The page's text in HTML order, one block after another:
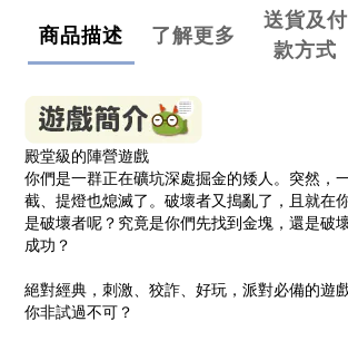
商品描述 了解更多
送貨及付
款方式
殿堂級的陣營遊戲
你們是一群正在礦坑深處掘金的矮人。突然，
截、提燈也熄滅了。破壞者又搗亂了，且就在
是破壞者呢？究竟是你們先找到金塊，還是破
成功？
絕對經典，刺激、狡詐、好玩，派對必備的遊
你非試過不可？